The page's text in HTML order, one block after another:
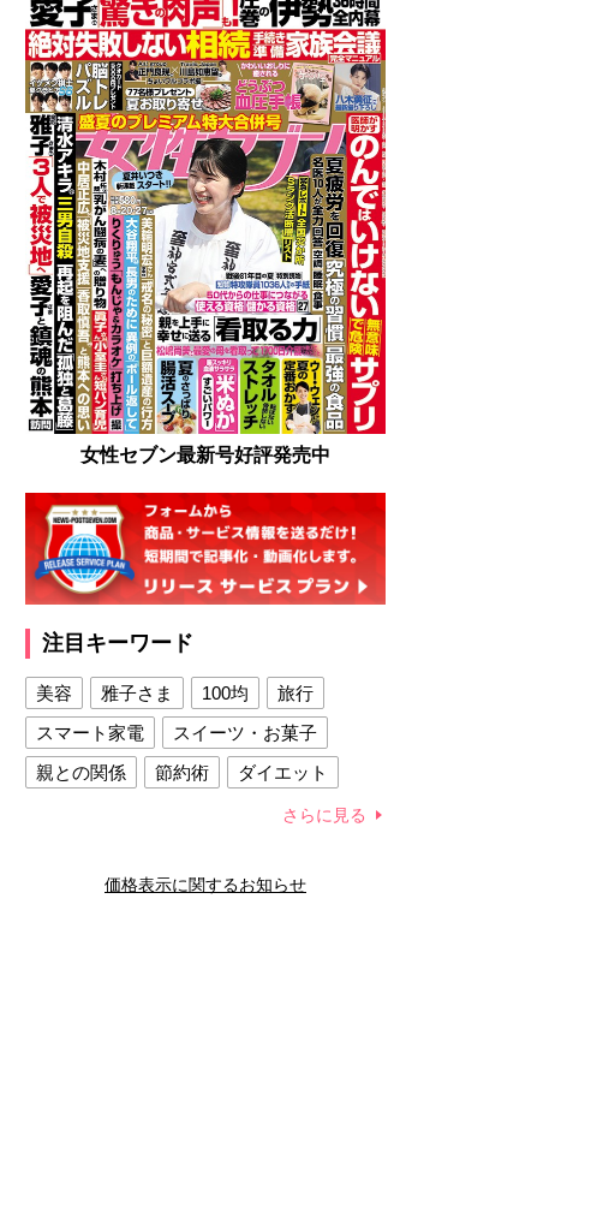
女性セブン最新号好評発売中
注目キーワード
美容 雅子さま 100均
旅行
スマート家電
スイーツ・お菓子
親との関係
節約術
ダイエット
夫との関係
新津春子 どか食い
さらに見る
価格表示に関するお知らせ